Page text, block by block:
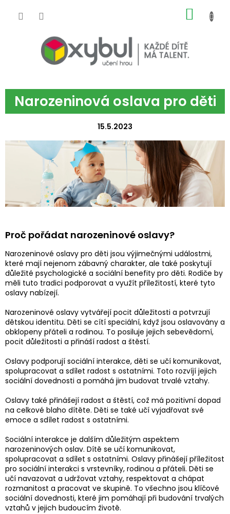
Narozeninová oslava pro děti
15.5.2023
Proč pořádat narozeninové oslavy?
Narozeninové oslavy pro děti jsou výjimečnými událostmi,
které mají nejenom zábavný charakter, ale také poskytují
důležité psychologické a sociální benefity pro děti. Rodiče by
měli tuto tradici podporovat a využít příležitostí, které tyto
oslavy nabízejí.
Narozeninové oslavy vytvářejí pocit důležitosti a potvrzují
dětskou identitu. Děti se cítí speciální, když jsou oslavovány a
obklopeny přáteli a rodinou. To posiluje jejich sebevědomí,
pocit důležitosti a přináší radost a štěstí.
Oslavy podporují sociální interakce, děti se učí komunikovat,
spolupracovat a sdílet radost s ostatními. Toto rozvíjí jejich
sociální dovednosti a pomáhá jim budovat trvalé vztahy.
Oslavy také přinášejí radost a štěstí, což má pozitivní dopad
na celkové blaho dítěte. Děti se také učí vyjadřovat své
emoce a sdílet radost s ostatními.
Sociální interakce je dalším důležitým aspektem
narozeninových oslav. Dítě se učí komunikovat,
spolupracovat a sdílet s ostatními. Oslavy přinášejí příležitost
pro sociální interakci s vrstevníky, rodinou a přáteli. Děti se
učí navazovat a udržovat vztahy, respektovat a chápat
rozmanitost a pracovat ve skupině. To všechno jsou klíčové
sociální dovednosti, které jim pomáhají při budování trvalých
vztahů v jejich budoucím životě.